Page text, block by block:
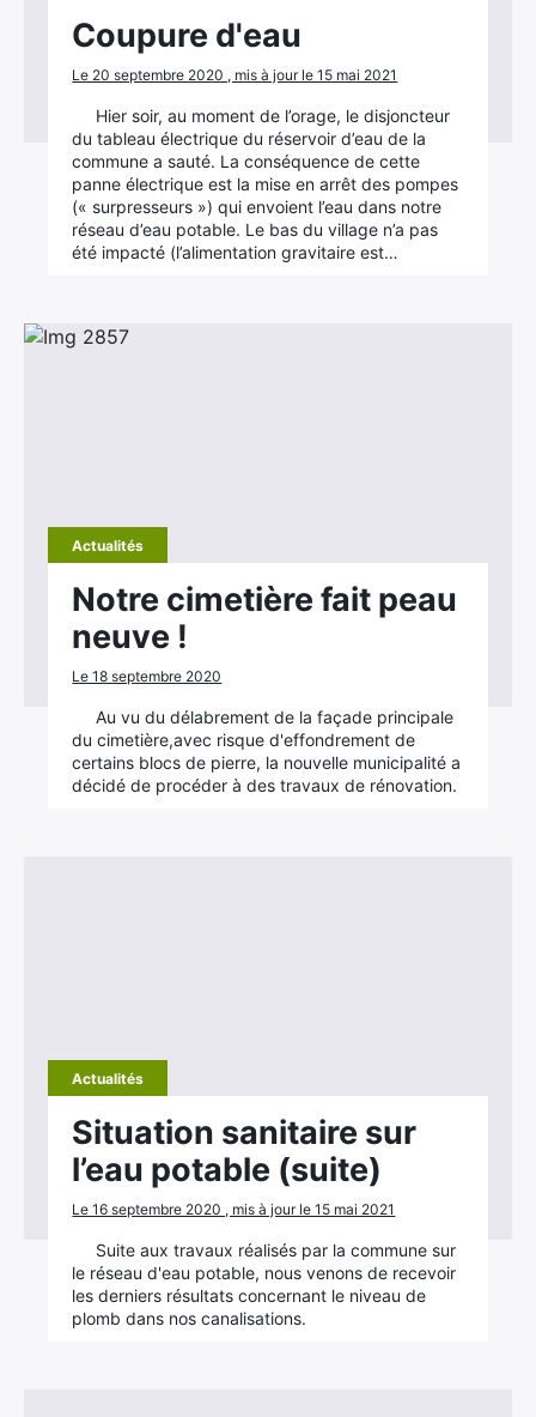
Coupure d'eau
Le 20 septembre 2020 , mis à jour le 15 mai 2021
Hier soir, au moment de l’orage, le disjoncteur
du tableau électrique du réservoir d’eau de la
commune a sauté. La conséquence de cette
panne électrique est la mise en arrêt des pompes
(« surpresseurs ») qui envoient l’eau dans notre
réseau d’eau potable. Le bas du village n’a pas
été impacté (l’alimentation gravitaire est…
Actualités
Notre cimetière fait peau
neuve !
Le 18 septembre 2020
Au vu du délabrement de la façade principale
du cimetière,avec risque d'effondrement de
certains blocs de pierre, la nouvelle municipalité a
décidé de procéder à des travaux de rénovation.
Actualités
Situation sanitaire sur
l’eau potable (suite)
Le 16 septembre 2020 , mis à jour le 15 mai 2021
Suite aux travaux réalisés par la commune sur
le réseau d'eau potable, nous venons de recevoir
les derniers résultats concernant le niveau de
plomb dans nos canalisations.